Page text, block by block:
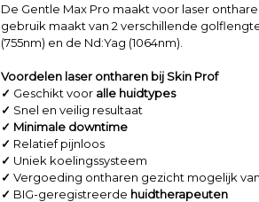
De Gentle Max Pro maakt voor laser
gebruik maakt van 2 verschillende
(755nm) en de Nd:Yag (1064nm).
Voordelen laser ontharen bij Skin Prof
✓ Geschikt voor alle huidtypes
✓ Snel en veilig resultaat
✓ Minimale downtime
✓ Relatief pijnloos
✓ Uniek koelingssysteem
✓ Vergoeding ontharen gezicht mogelijk
✓ BIG-geregistreerde huidtherapeuten